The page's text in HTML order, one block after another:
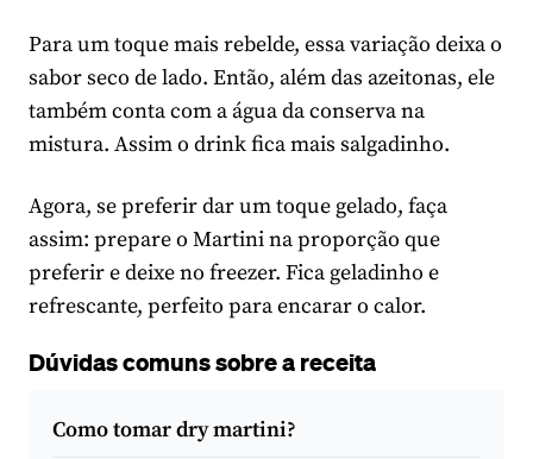
Para um toque mais rebelde, essa variação deixa o
sabor seco de lado. Então, além das azeitonas, ele
também conta com a água da conserva na
mistura. Assim o drink fica mais salgadinho.
Agora, se preferir dar um toque gelado, faça
assim: prepare o Martini na proporção que
preferir e deixe no freezer. Fica geladinho e
refrescante, perfeito para encarar o calor.
Dúvidas comuns sobre a receita
Como tomar dry martini?